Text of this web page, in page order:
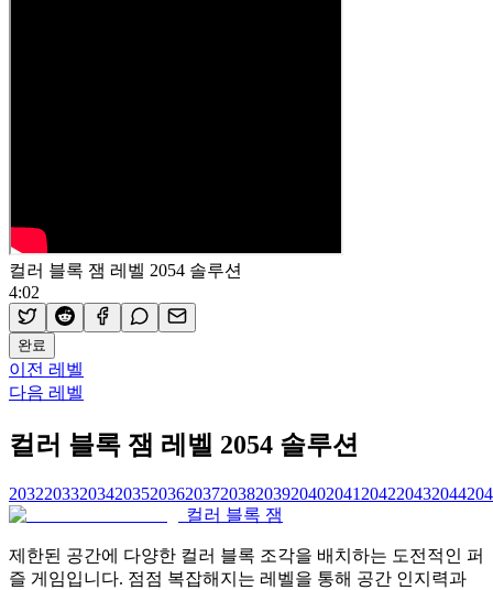
컬러 블록 잼 레벨 2054 솔루션
4:02
완료
이전 레벨
다음 레벨
컬러 블록 잼 레벨 2054 솔루션
2032203320342035203620372038203920402041 204220432044
컬러 블록 잼
제한된 공간에 다양한 컬러 블록 조각을 배치하는 도전적인 퍼
즐 게임입니다. 점점 복잡해지는 레벨을 통해 공간 인지력과